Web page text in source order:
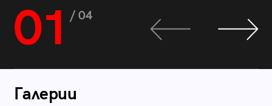
01 / 04
Галерии